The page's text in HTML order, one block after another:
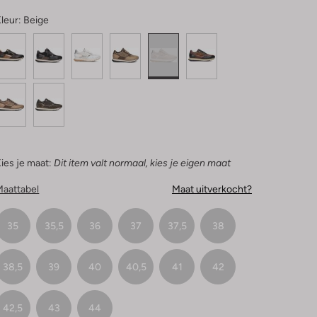
Beige
je maat: Dit item valt normaal, kies je eigen maat
Maat uitverkocht?
35 35,5 36 37 37,5 38
38,5 39 40 40,5 41 42
42,5 43 44